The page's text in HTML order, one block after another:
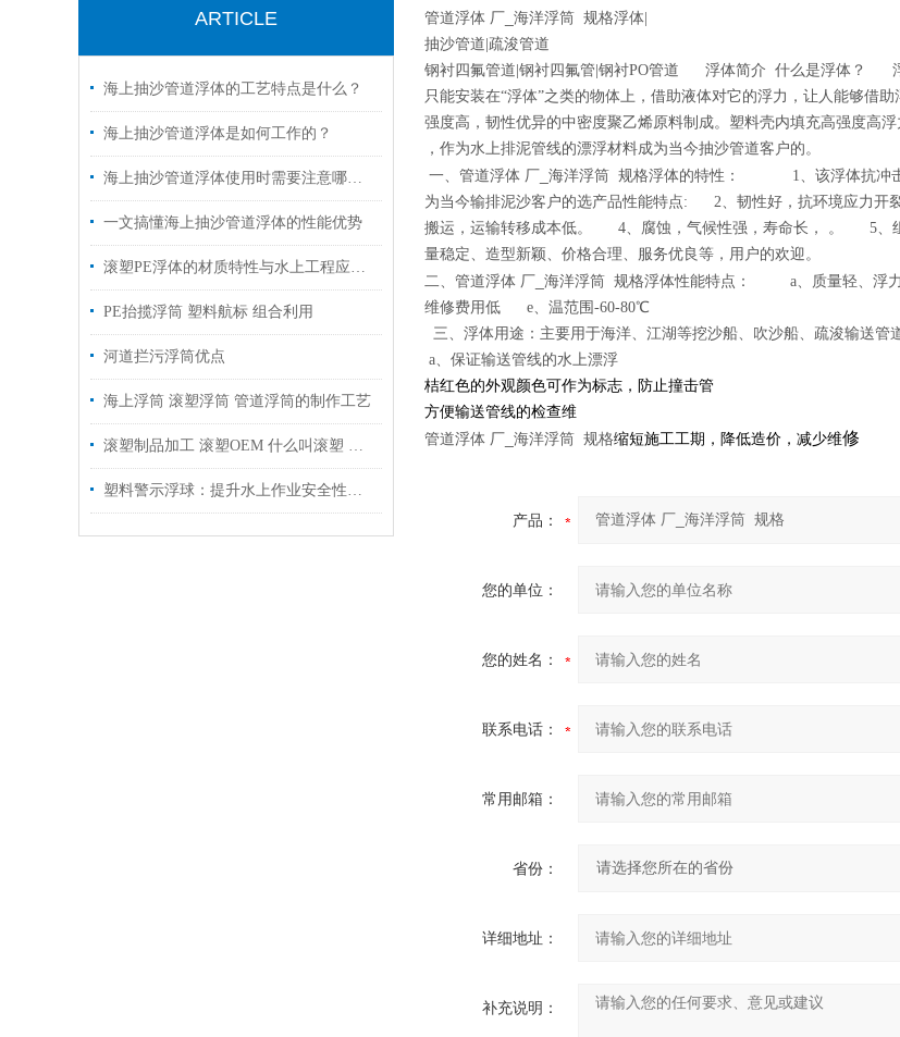
ARTICLE
海上抽沙管道浮体的工艺特点是什么？
海上抽沙管道浮体是如何工作的？
海上抽沙管道浮体使用时需要注意哪些方面
一文搞懂海上抽沙管道浮体的性能优势
滚塑PE浮体的材质特性与水上工程应用介绍
PE抬揽浮筒 塑料航标 组合利用
河道拦污浮筒优点
海上浮筒 滚塑浮筒 管道浮筒的制作工艺
滚塑制品加工 滚塑OEM 什么叫滚塑 滚塑产品优点
塑料警示浮球：提升水上作业安全性的重要工具
管道浮体 厂_海洋浮筒 规格浮体|
抽沙管道|疏浚管道
钢衬四氟管道|钢衬四氟管|钢衬PO管道 浮体简介 什么是浮体？ 浮
只能安装在“浮体”之类的物体上，借助液体对它的浮力，让人能够
强度高，韧性优异的中密度聚乙烯原料制成。塑料壳内填充高强度高
，作为水上排泥管线的漂浮材料成为当今抽沙管道客户的。
一、 管道浮体 厂_海洋浮筒 规格浮体的特性： 1、该浮体抗冲击抗
为当今输排泥沙客户的选产品性能特点: 2、韧性好，抗环境应力
搬运，运输转移成本低。 4、腐蚀，气候性强，寿命长， 。 5、
量稳定、造型新颖、价格合理、服务优良等，用户的欢迎。
二、 管道浮体 厂_海洋浮筒 规格浮体性能特点： a、质量轻、
维修费用低 e、温范围-60-80℃
三、 浮体用途：主要用于海洋、江湖等挖沙船、吹沙船、疏浚输
a、保证输送管线的水上漂浮
桔红色的外观颜色可作为标志，防止撞击管
方便输送管线的检查维
管道浮体 厂_海洋浮筒 规格缩短施工工期，降低造价，减少维修
产品：
您的单位：
您的姓名：
联系电话：
常用邮箱：
省份：
详细地址：
补充说明：